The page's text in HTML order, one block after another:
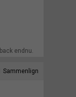
endnu.
Sammenlign